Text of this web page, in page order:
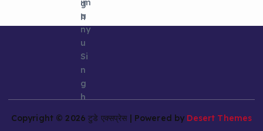
Copyright © 2026 टुडे एक्सप्रेस | Powered by Desert Themes